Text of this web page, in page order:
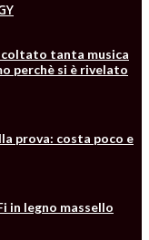
tanta musica
perchè si è rivelato
prova: costa poco e
in legno massello